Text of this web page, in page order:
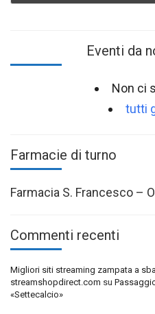
Eventi da
Non ci
tutti
Farmacie di turno
Farmacia S. Francesco –
Commenti recenti
Migliori siti streaming zampata a
streamshopdirect.com su
«Settecalcio»